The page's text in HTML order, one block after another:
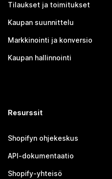
Tilaukset ja toimitukset
Kaupan suunnittelu
Markkinointi ja konversio
Kaupan hallinnointi
Resurssit
Shopifyn ohjekeskus
API-dokumentaatio
Shopify-yhteisö